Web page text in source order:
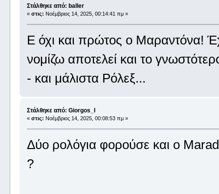
Στάλθηκε από: baller
« στις: Νοέμβριος 14, 2025, 00:14:41 πμ »
Ε όχι και πρώτος ο Μαραντόνα!
νομίζω αποτελεί και το
- και μάλιστα Ρόλεξ...
Στάλθηκε από: Giorgos_I
« στις: Νοέμβριος 14, 2025, 00:08:53 πμ »
Δύο ρολόγια φορούσε και ο
?